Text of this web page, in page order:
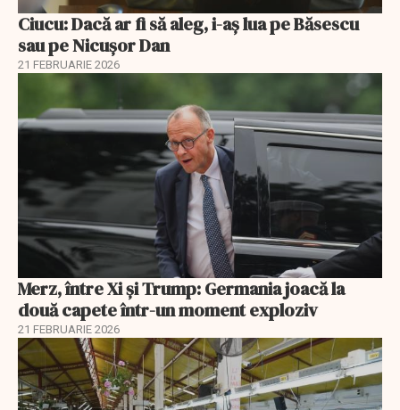
Ciucu: Dacă ar fi să aleg, i-aș lua pe Băsescu
sau pe Nicușor Dan
21 FEBRUARIE 2026
Merz, între Xi și Trump: Germania joacă la
două capete într-un moment exploziv
21 FEBRUARIE 2026